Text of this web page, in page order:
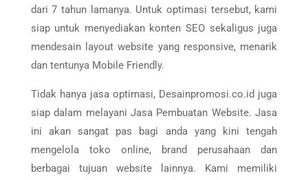
dari 7 tahun lamanya. Untuk optimasi tersebut, kami
siap untuk menyediakan konten SEO sekaligus juga
mendesain layout website yang responsive, menarik
dan tentunya Mobile Friendly.
Tidak hanya jasa optimasi, Desainpromosi.co.id juga
siap dalam melayani Jasa Pembuatan Website. Jasa
ini akan sangat pas bagi anda yang kini tengah
mengelola toko online, brand perusahaan dan
berbagai tujuan website lainnya. Kami memiliki